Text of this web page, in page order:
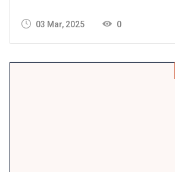
03 Mar, 2025 0